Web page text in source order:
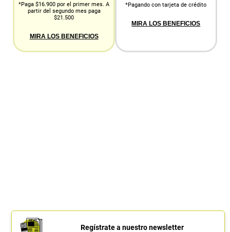
*Paga $16.900 por el primer mes. A
partir del segundo mes paga
$21.500
MIRA LOS BENEFICIOS
*Pagando con tarjeta de crédito
MIRA LOS BENEFICIOS
Regístrate a nuestro newsletter